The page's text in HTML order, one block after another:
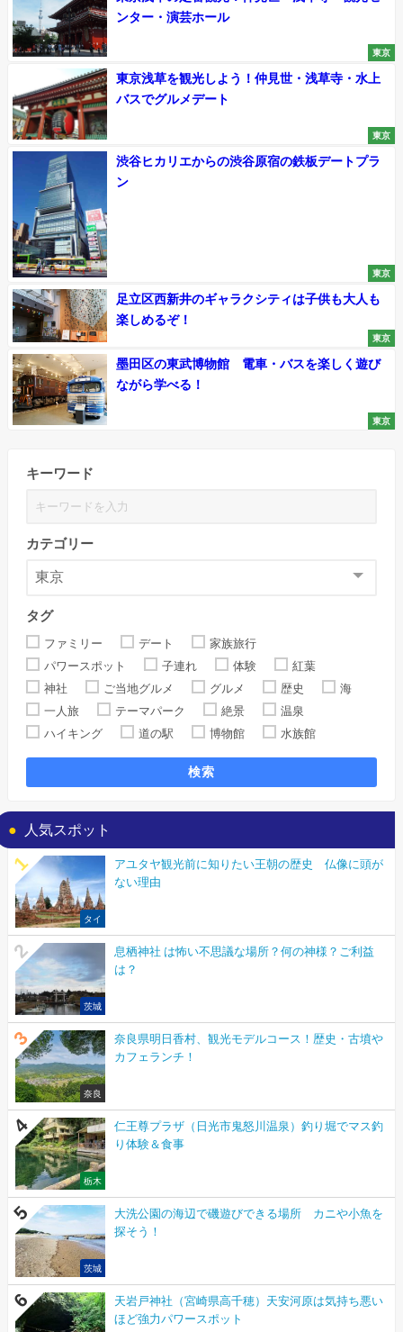
東京
ンター・演芸ホール
東京
東京浅草を観光しよう！仲見世・浅草寺・水上
バスでグルメデート
東京
渋谷ヒカリエからの渋谷原宿の鉄板デートプラ
ン
東京
足立区西新井のギャラクシティは子供も大人も
楽しめるぞ！
東京
墨田区の東武博物館 電車・バスを楽しく遊び
ながら学べる！
キーワード
カテゴリー
タグ
ファミリー デート
家族旅行
パワースポット
子連れ 体験
紅葉
神社
ご当地グルメ グルメ 歴史
海
一人旅
テーマパーク 絶景
温泉
ハイキング
道の駅 博物館 水族館
検索
人気スポット
タイ
アユタヤ観光前に知りたい王朝の歴史 仏像に頭が
ない理由
茨城
息栖神社 は怖い不思議な場所？何の神様？ご利益
は？
奈良
奈良県明日香村、観光モデルコース！歴史・古墳や
カフェランチ！
栃木
仁王尊プラザ（日光市鬼怒川温泉）釣り堀でマス釣
り体験＆食事
茨城
大洗公園の海辺で磯遊びできる場所 カニや小魚を
探そう！
天岩戸神社（宮崎県高千穂）天安河原は気持ち悪い
ほど強力パワースポット